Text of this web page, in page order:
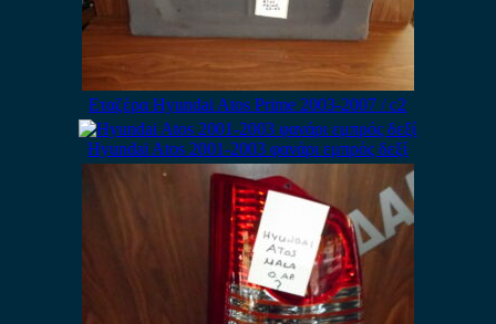
Εταζέρα Hyundai Atos Prime 2003-2007 / c2
Hyundai Atos 2001-2003 φανάρι εμπρός δεξί